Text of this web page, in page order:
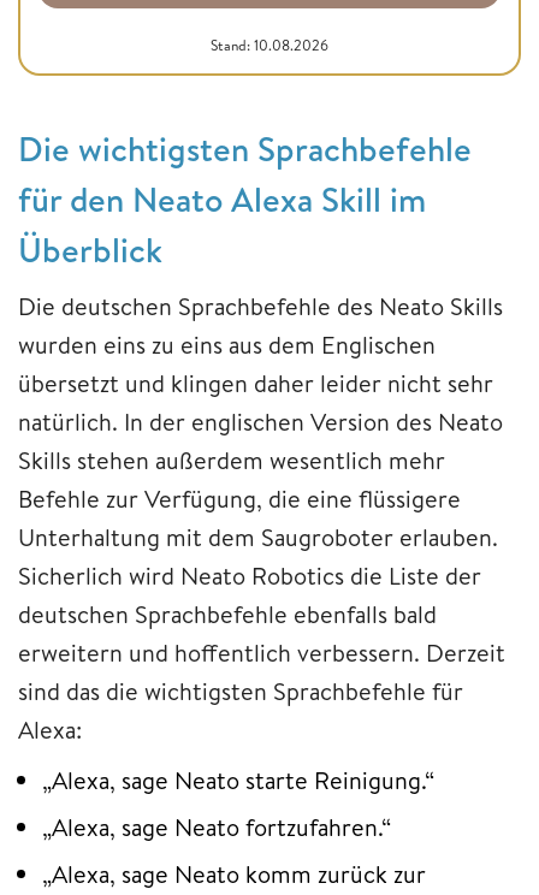
Stand: 10.08.2026
Die wichtigsten Sprachbefehle
für den Neato Alexa Skill im
Überblick
Die deutschen Sprachbefehle des Neato Skills
wurden eins zu eins aus dem Englischen
übersetzt und klingen daher leider nicht sehr
natürlich. In der englischen Version des Neato
Skills stehen außerdem wesentlich mehr
Befehle zur Verfügung, die eine flüssigere
Unterhaltung mit dem Saugroboter erlauben.
Sicherlich wird Neato Robotics die Liste der
deutschen Sprachbefehle ebenfalls bald
erweitern und hoffentlich verbessern. Derzeit
sind das die wichtigsten Sprachbefehle für
Alexa:
„Alexa, sage Neato starte Reinigung.“
„Alexa, sage Neato fortzufahren.“
„Alexa, sage Neato komm zurück zur